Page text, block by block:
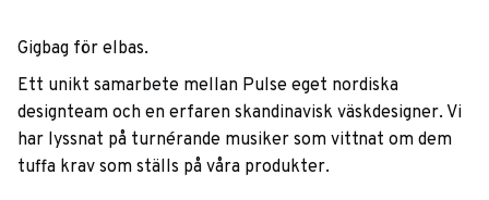
Gigbag för elbas.
Ett unikt samarbete mellan Pulse eget nordiska
designteam och en erfaren skandinavisk väskdesigner. Vi
har lyssnat på turnérande musiker som vittnat om dem
tuffa krav som ställs på våra produkter.